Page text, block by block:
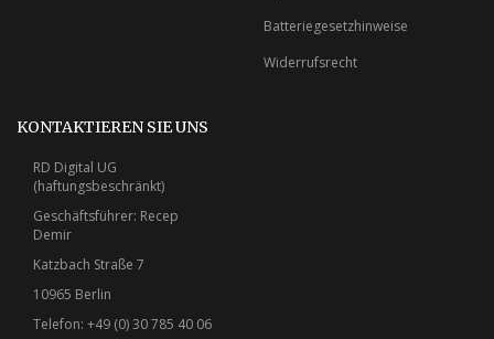
Batteriegesetzhinweise
Widerrufsrecht
KONTAKTIEREN SIE UNS
RD Digital UG
(haftungsbeschränkt)
Geschäftsführer: Recep
Demir
Katzbach Straße 7
10965 Berlin
Telefon: +49 (0) 30 785 40 06